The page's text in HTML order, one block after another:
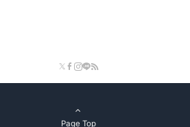
Page Top